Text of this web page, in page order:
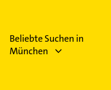
Beliebte Suchen in
München